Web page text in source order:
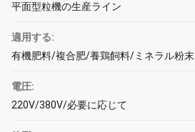
平面型粒機の生産ライン
適用する:
有機肥料/複合肥/養鶏飼料/ミネラル粉末
電圧:
220V/380V/必要に応じて